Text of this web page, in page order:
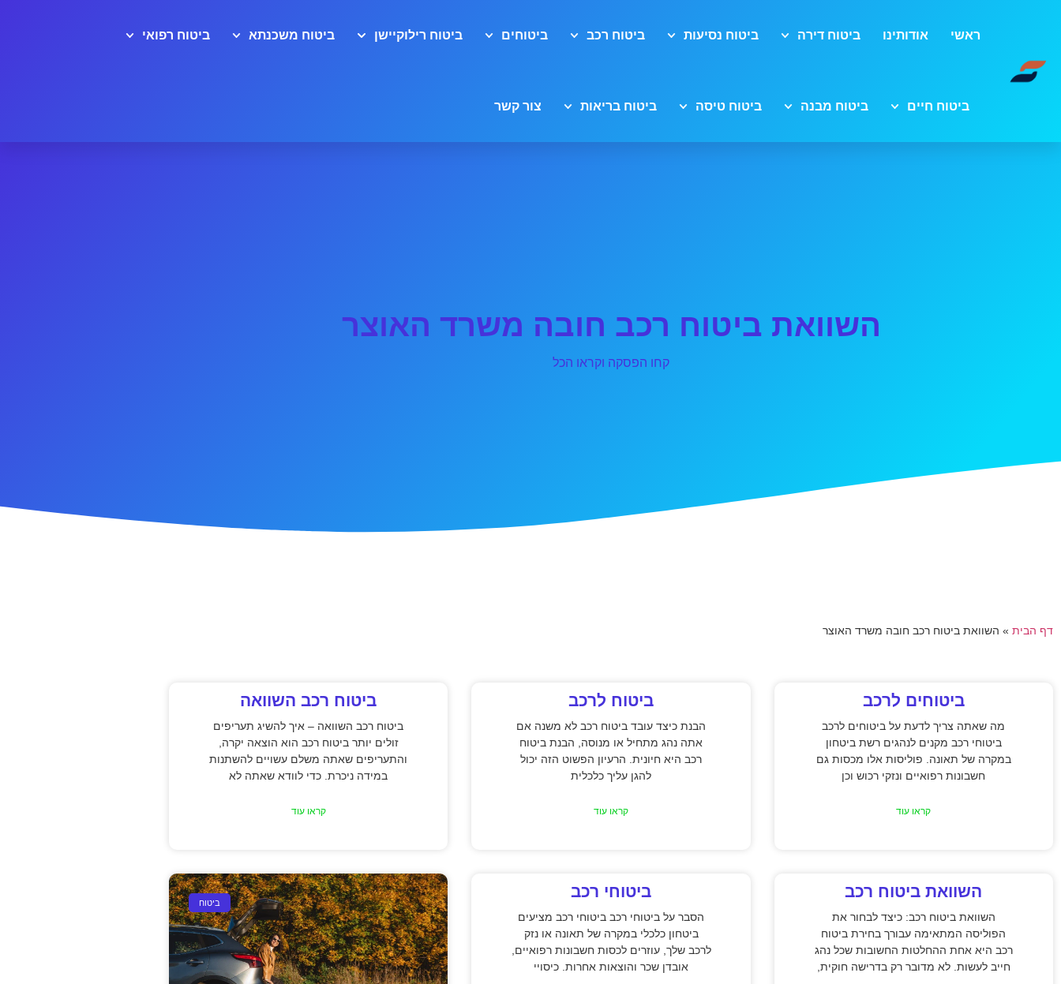
ראשי אודותינו ביטוח דירה ביטוח נסיעות ביטוח רכב ביטוחים ביטוח רילוקיישן ביטוח משכנתא ביטוח רפואי
ביטוח חיים ביטוח מבנה ביטוח טיסה ביטוח בריאות צור קשר
השוואת ביטוח רכב חובה משרד האוצר
קחו הפסקה וקראו הכל
דף הבית » השוואת ביטוח רכב חובה משרד האוצר
ביטוחים לרכב
מה שאתה צריך לדעת על ביטוחים לרכב
ביטוחי רכב מקנים לנהגים רשת ביטחון
במקרה של תאונה. פוליסות אלו מכסות גם
חשבונות רפואיים ונזקי רכוש וכן
קראו עוד
ביטוח לרכב
הבנת כיצד עובד ביטוח רכב לא משנה אם
אתה נהג מתחיל או מנוסה, הבנת ביטוח
רכב היא חיונית. הרעיון הפשוט הזה יכול
להגן עליך כלכלית
קראו עוד
ביטוח רכב השוואה
ביטוח רכב השוואה – איך להשיג תעריפים
זולים יותר ביטוח רכב הוא הוצאה יקרה,
והתעריפים שאתה משלם עשויים להשתנות
במידה ניכרת. כדי לוודא שאתה לא
קראו עוד
השוואת ביטוח רכב
השוואת ביטוח רכב: כיצד לבחור את
הפוליסה המתאימה עבורך בחירת ביטוח
רכב היא אחת ההחלטות החשובות שכל נהג
חייב לעשות. לא מדובר רק בדרישה חוקית,
ביטוחי רכב
הסבר על ביטוחי רכב ביטוחי רכב מציעים
ביטחון כלכלי במקרה של תאונה או נזק
לרכב שלך, עוזרים לכסות חשבונות רפואיים,
אובדן שכר והוצאות אחרות. כיסויי
ביטוח